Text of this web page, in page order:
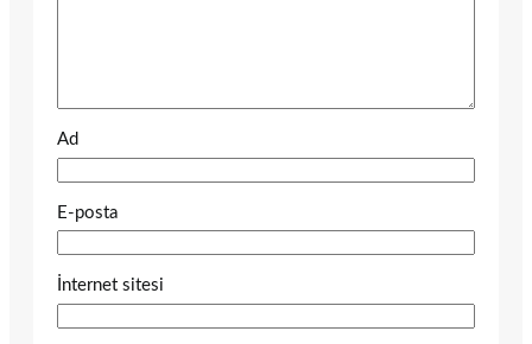
Ad
E-posta
İnternet sitesi